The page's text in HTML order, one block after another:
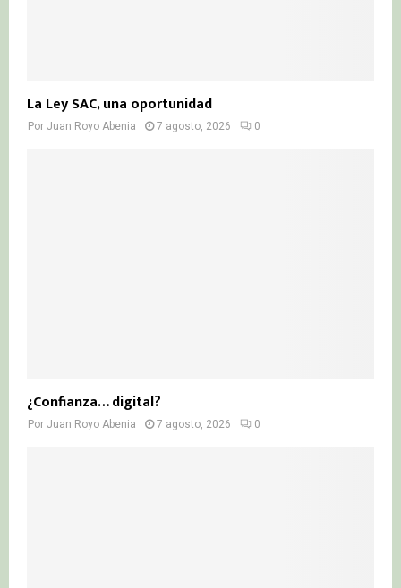
La Ley SAC, una oportunidad
Por Juan Royo Abenia 7 agosto, 2026 0
¿Confianza… digital?
Por Juan Royo Abenia 7 agosto, 2026 0